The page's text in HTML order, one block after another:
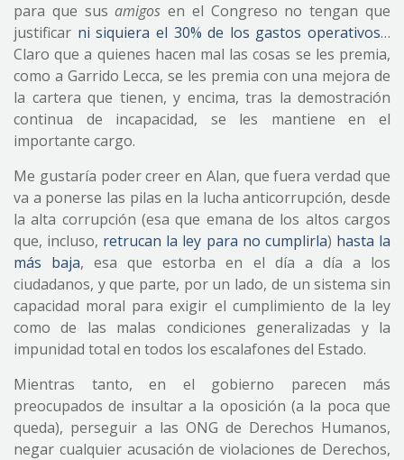
para que susamigos en el Congreso no tengan que
justificar ni siquiera el 30% de los gastos operativos…
Claro que a quienes hacen mal las cosas se les premia,
como a Garrido Lecca, se les premia con una mejora de
la cartera que tienen, y encima, tras la demostración
continua de incapacidad, se les mantiene en el
importante cargo.
Me gustaría poder creer en Alan, que fuera verdad que
va a ponerse las pilas en la lucha anticorrupción, desde
la alta corrupción (esa que emana de los altos cargos
que, incluso, retrucan la ley para no cumplirla) hasta la
más baja, esa que estorba en el día a día a los
ciudadanos, y que parte, por un lado, de un sistema sin
capacidad moral para exigir el cumplimiento de la ley
como de las malas condiciones generalizadas y la
impunidad total en todos los escalafones del Estado.
Mientras tanto, en el gobierno parecen más
preocupados de insultar a la oposición (a la poca que
queda), perseguir a las ONG de Derechos Humanos,
negar cualquier acusación de violaciones de Derechos,